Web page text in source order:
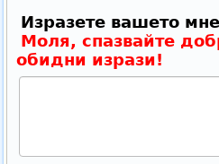
Изразете вашето
Моля, спазвайте
обидни изрази!